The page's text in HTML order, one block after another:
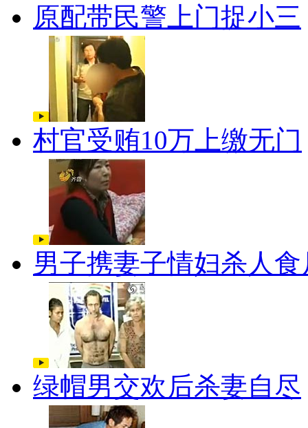
原配带民警上门捉小三
村官受贿10万上缴无门
男子携妻子情妇杀人食
绿帽男交欢后杀妻自尽